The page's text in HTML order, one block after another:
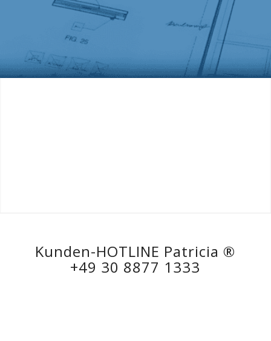
Kunden-HOTLINE Patricia ®
+49 30 8877 1333